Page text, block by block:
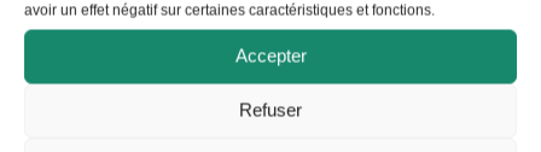
avoir un effet négatif sur certaines caractéristiques et fonctions.
Accepter
Refuser